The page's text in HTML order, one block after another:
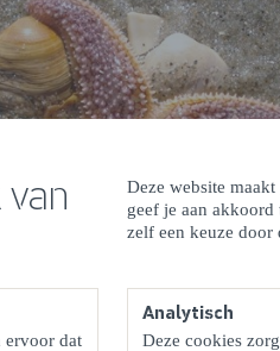
Deze website
geef je aan
zelf een keuze door
ervoor dat
Analytisch
Deze cookies